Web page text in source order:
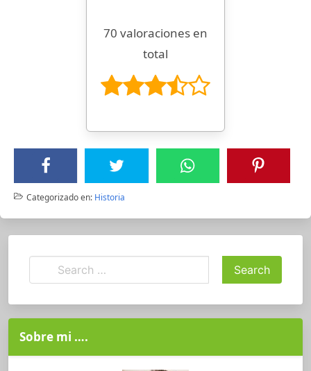
70 valoraciones en
total
Categorizado en: Historia
Sobre mi ….